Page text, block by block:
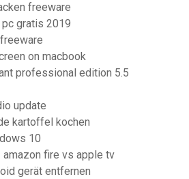
freeware
gratis 2019
on macbook
professional edition 5.5
update
kartoffel kochen
10
fire vs apple tv
gerät entfernen